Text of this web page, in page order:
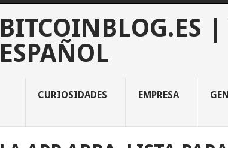
BITCOINBLOG.ES
ESPAÑOL
CURIOSIDADES EMPRESA